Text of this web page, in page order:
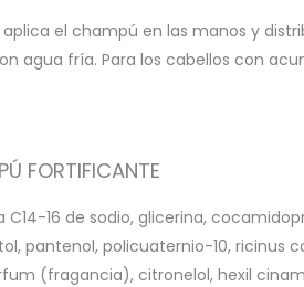
el champú en las manos y
agua fría. Para los cabellos con
FORTIFICANTE
16 de sodio, glicerina,
pantenol, policuaternio-10, ricinus
(fragancia), citronelol, hexil